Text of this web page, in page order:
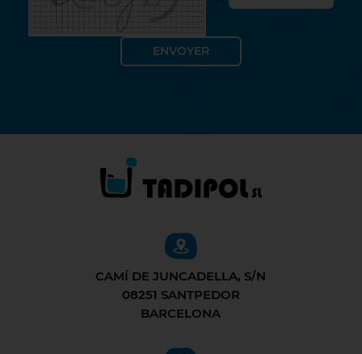
CAMÍ DE JUNCADELLA, S/N
08251 SANTPEDOR
BARCELONA